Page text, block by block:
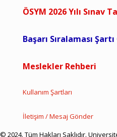
ÖSYM 2026 Yılı Sınav
Başarı Sıralaması
Meslekler Rehberi
Kullanım Şartları
İletişim / Mesaj Gönder
© 2024. Tüm Hakları Saklıdır.